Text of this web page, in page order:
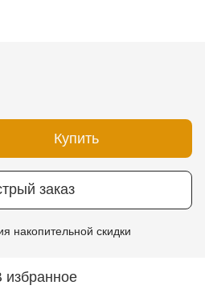
Купить
заказ
накопительной скидки
избранное